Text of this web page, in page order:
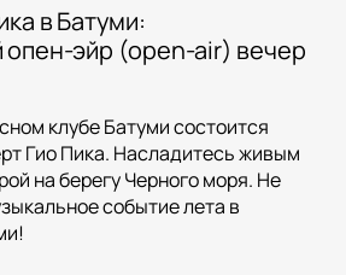
в Батуми:
эйр (open-air) вечер
клубе Батуми состоится
Гио Пика. Насладитесь живым
на берегу Черного моря. Не
событие лета в